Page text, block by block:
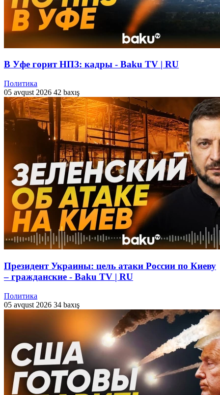
В Уфе горит НПЗ: кадры - Baku TV | RU
Политика
05 avqust 2026 42 baxış
Президент Украины: цель атаки России по Киеву
– гражданские - Baku TV | RU
Политика
05 avqust 2026 34 baxış